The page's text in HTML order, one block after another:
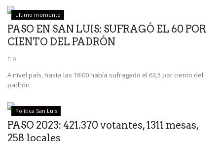
ultimo momento
PASO EN SAN LUIS: SUFRAGÓ EL 60 POR
CIENTO DEL PADRÓN
0
A nivel país, hasta las 18:00 había sufragado el 63,5 por ciento del
padrón
Política San Luis
PASO 2023: 421.370 votantes, 1311 mesas,
258 locales